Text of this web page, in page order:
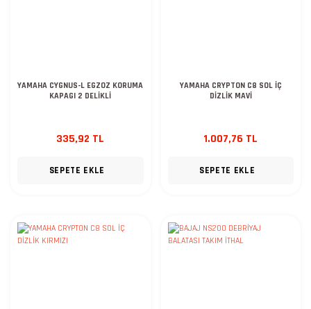
YAMAHA CYGNUS-L EGZOZ KORUMA
KAPAGI 2 DELİKLİ
335,92 TL
SEPETE EKLE
YAMAHA CRYPTON C8 SOL İÇ
DİZLİK MAVİ
1.007,76 TL
SEPETE EKLE